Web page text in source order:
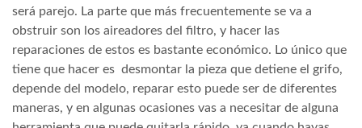
será parejo. La parte que más frecuentemente se va a
obstruir son los aireadores del filtro, y hacer las
reparaciones de estos es bastante económico. Lo único que
tiene que hacer es desmontar la pieza que detiene el grifo,
depende del modelo, reparar esto puede ser de diferentes
maneras, y en algunas ocasiones vas a necesitar de alguna